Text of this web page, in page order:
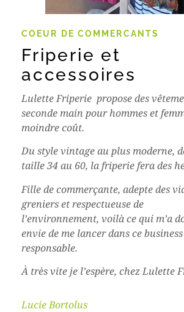
COEUR DE COMMERCANTS
Friperie et
accessoires
Lulette Friperie propose des
seconde main pour hommes et
moindre coût.
Du style vintage au plus moderne,
taille 34 au 60, la friperie fera des
Fille de commerçante, adepte des
greniers et respectueuse de
l’environnement, voilà ce qui m’a
envie de me lancer dans ce
responsable.
À très vite je l’espère, chez Lulette
Lucie Bortolus